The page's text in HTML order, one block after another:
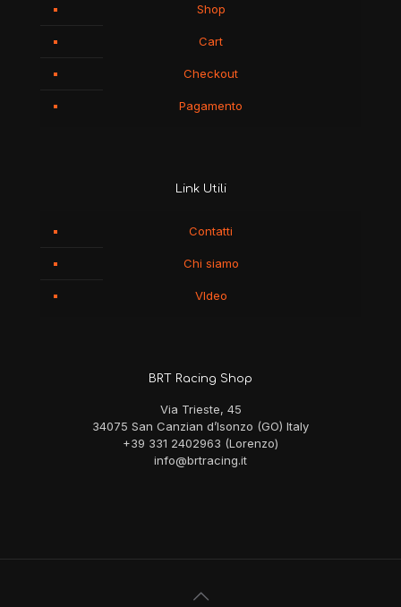
Shop
Cart
Checkout
Pagamento
Link Utili
Contatti
Chi siamo
VIdeo
BRT Racing Shop
Via Trieste, 45
34075 San Canzian d’Isonzo (GO) Italy
+39 331 2402963 (Lorenzo)
info@brtracing.it